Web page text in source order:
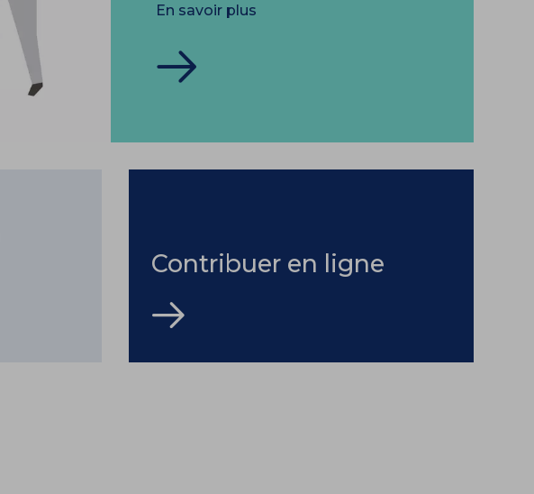
En savoir plus
Contribuer en ligne